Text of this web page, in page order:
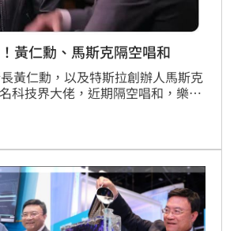
黃仁勳、馬斯克隔空唱和
黃仁勳，以及特斯拉創辦人馬斯克
科技界大佬，近期隔空唱和，樂觀
類需要機器人補足勞力說法，大表